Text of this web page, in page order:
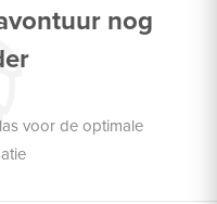
nog
voor de optimale